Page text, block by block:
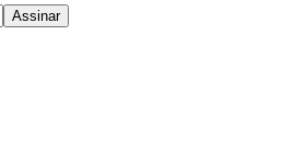
Assinar